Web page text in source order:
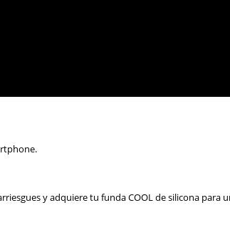
y adquiere tu funda COOL de silicona para